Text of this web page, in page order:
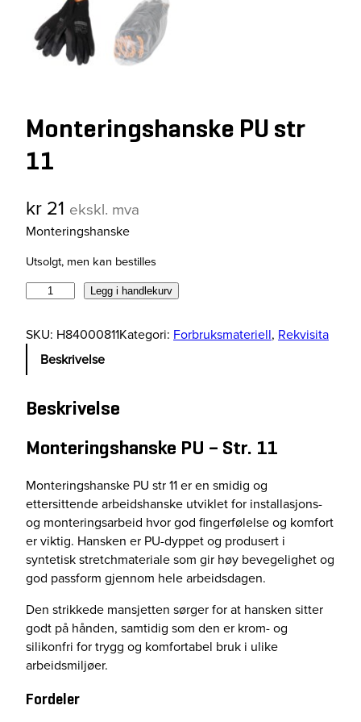
Monteringshanske PU str
11
kr 21 ekskl. mva
Monteringshanske
Utsolgt, men kan bestilles
n
t
i
n
g
s
h
a
n
s
k
e
P
U
s
t
r
1
Legg i handlekurv
SKU: H84000811Kategori: Forbruksmateriell, Rekvisita
Beskrivelse
Beskrivelse
Monteringshanske PU – Str. 11
Monteringshanske PU str 11 er en smidig og
ettersittende arbeidshanske utviklet for installasjons-
og monteringsarbeid hvor god fingerfølelse og komfort
er viktig. Hansken er PU-dyppet og produsert i
syntetisk stretchmateriale som gir høy bevegelighet og
god passform gjennom hele arbeidsdagen.
Den strikkede mansjetten sørger for at hansken sitter
godt på hånden, samtidig som den er krom- og
silikonfri for trygg og komfortabel bruk i ulike
arbeidsmiljøer.
Fordeler